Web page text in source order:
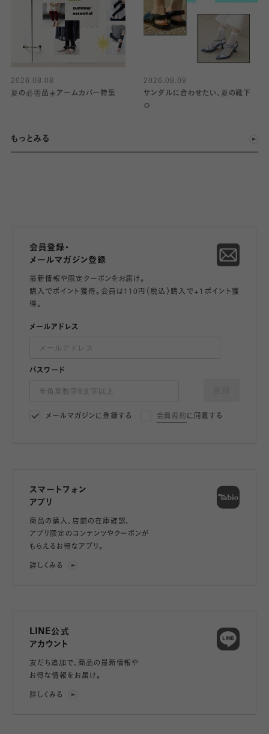
2026.08.08
夏の必需品☀️アームカバー特集
2026.08.08
サンダルに合わせたい、夏の靴下
🌻
もっとみる
会員登録・
メールマガジン登録
最新情報や限定クーポンをお届け。
購入でポイント獲得。会員は110円（税込）購入で+1ポイント獲
得。
メールアドレス
パスワード
メールマガジンに登録する 会員規約 に同意する
スマートフォン
アプリ
商品の購入、店舗の在庫確認、
アプリ限定のコンテンツやクーポンが
もらえるお得なアプリ。
詳しくみる
LINE公式
アカウント
友だち追加で、 商品の最新情報や
お得な情報をお届け。
詳しくみる